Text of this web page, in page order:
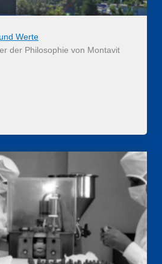
Werte
der Philosophie von Montavit